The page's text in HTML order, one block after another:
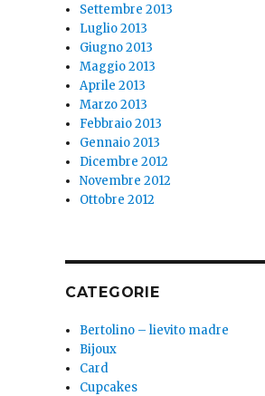
Settembre 2013
Luglio 2013
Giugno 2013
Maggio 2013
Aprile 2013
Marzo 2013
Febbraio 2013
Gennaio 2013
Dicembre 2012
Novembre 2012
Ottobre 2012
CATEGORIE
Bertolino – lievito madre
Bijoux
Card
Cupcakes